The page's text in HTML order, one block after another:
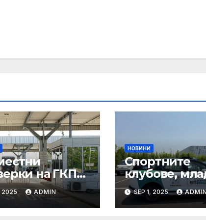
на ГКПП:
и
2025 ADMIN
НОВИНИ
Спортните
клубове,
ни атлети и
техните
имат нужда
SEP 1, 2025